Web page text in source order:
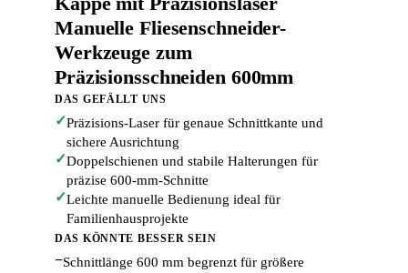
Manuelle Fliesenschneider-
Werkzeuge zum
Präzisionsschneiden 600mm
DAS GEFÄLLT UNS
✓Präzisions-Laser für genaue Schnittkante und
sichere Ausrichtung
✓Doppelschienen und stabile Halterungen für
präzise 600-mm-Schnitte
✓Leichte manuelle Bedienung ideal für
Familienhausprojekte
DAS KÖNNTE BESSER SEIN
−Schnittlänge 600 mm begrenzt für größere